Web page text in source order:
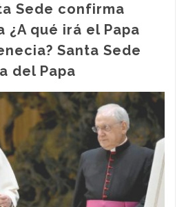
Sede confirma
¿A qué irá el Papa
Santa Sede
del Papa